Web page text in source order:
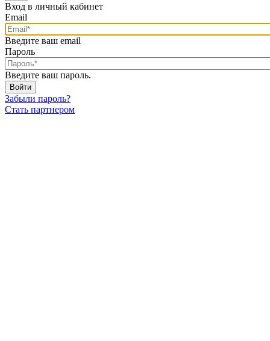
Вход в личный кабинет
Email
Введите ваш email
Пароль
Введите ваш пароль.
Забыли пароль?
Стать партнером